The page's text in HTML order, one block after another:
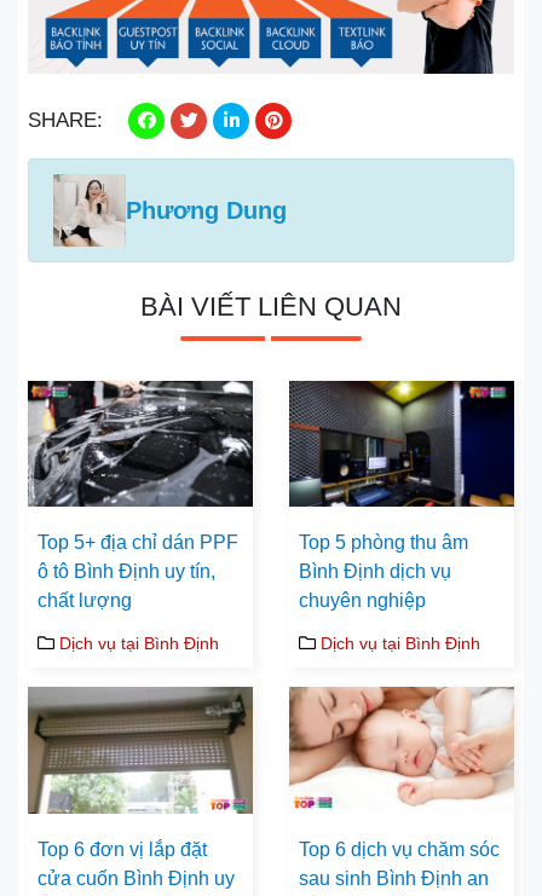
SHARE:
Phương Dung
BÀI VIẾT LIÊN QUAN
Top 5+ địa chỉ dán PPF
ô tô Bình Định uy tín,
chất lượng
Dịch vụ tại Bình Định
Top 5 phòng thu âm
Bình Định dịch vụ
chuyên nghiệp
Dịch vụ tại Bình Định
Top 6 đơn vị lắp đặt
cửa cuốn Bình Định uy
Top 6 dịch vụ chăm sóc
sau sinh Bình Định an